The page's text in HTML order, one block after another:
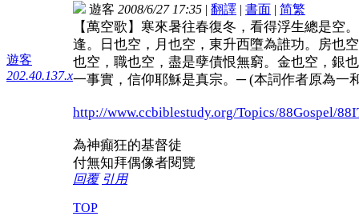
遊客
202.40.137.x
遊客 2008/6/27 17:35 | 翻譯 | 書面 | 简繁
【萬空歌】寒來暑往春復冬，看得浮生總是空
逢。日也空，月也空，東升西墮為誰功。房也
也空，職也空，盡是孽債恨無窮。金也空，銀
一事實，信仰耶穌是真宗。─ (本詞作者原為
http://www.ccbiblestudy.org/Topics/88Gospel/
為神癲狂的基督徒
付無知拜偶像者閱覽
回覆 引用
TOP